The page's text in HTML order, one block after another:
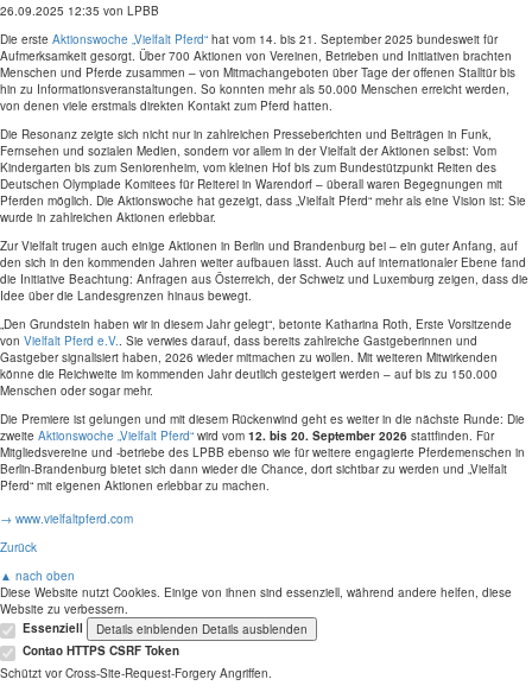
26.09.2025 12:35 von LPBB
Die erste Aktionswoche „Vielfalt Pferd“ hat vom 14. bis 21. September 2025 bundesweit für
Aufmerksamkeit gesorgt. Über 700 Aktionen von Vereinen, Betrieben und Initiativen brachten
Menschen und Pferde zusammen – von Mitmachangeboten über Tage der offenen Stalltür bis
hin zu Informationsveranstaltungen. So konnten mehr als 50.000 Menschen erreicht werden,
von denen viele erstmals direkten Kontakt zum Pferd hatten.
Die Resonanz zeigte sich nicht nur in zahlreichen Presseberichten und Beiträgen in Funk,
Fernsehen und sozialen Medien, sondern vor allem in der Vielfalt der Aktionen selbst: Vom
Kindergarten bis zum Seniorenheim, vom kleinen Hof bis zum Bundestützpunkt Reiten des
Deutschen Olympiade Komitees für Reiterei in Warendorf – überall waren Begegnungen mit
Pferden möglich. Die Aktionswoche hat gezeigt, dass „Vielfalt Pferd“ mehr als eine Vision ist: Sie
wurde in zahlreichen Aktionen erlebbar.
Zur Vielfalt trugen auch einige Aktionen in Berlin und Brandenburg bei – ein guter Anfang, auf
den sich in den kommenden Jahren weiter aufbauen lässt. Auch auf internationaler Ebene fand
die Initiative Beachtung: Anfragen aus Österreich, der Schweiz und Luxemburg zeigen, dass die
Idee über die Landesgrenzen hinaus bewegt.
„Den Grundstein haben wir in diesem Jahr gelegt“, betonte Katharina Roth, Erste Vorsitzende
von Vielfalt Pferd e.V.. Sie verwies darauf, dass bereits zahlreiche Gastgeberinnen und
Gastgeber signalisiert haben, 2026 wieder mitmachen zu wollen. Mit weiteren Mitwirkenden
könne die Reichweite im kommenden Jahr deutlich gesteigert werden – auf bis zu 150.000
Menschen oder sogar mehr.
Die Premiere ist gelungen und mit diesem Rückenwind geht es weiter in die nächste Runde: Die
zweite Aktionswoche „Vielfalt Pferd“ wird vom 12. bis 20. September 2026 stattfinden. Für
Mitgliedsvereine und -betriebe des LPBB ebenso wie für weitere engagierte Pferdemenschen in
Berlin-Brandenburg bietet sich dann wieder die Chance, dort sichtbar zu werden und „Vielfalt
Pferd“ mit eigenen Aktionen erlebbar zu machen.
→ www.vielfaltpferd.com
Zurück
▲ nach oben
Diese Website nutzt Cookies. Einige von ihnen sind essenziell, während andere helfen, diese
Website zu verbessern.
Essenziell
Details einblenden Details ausblenden
Contao HTTPS CSRF Token
Schützt vor Cross-Site-Request-Forgery Angriffen.